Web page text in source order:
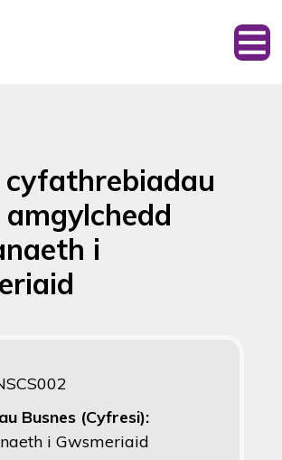
cyfathrebiadau
i
Busnes (Cyfresi):
i Gwsmeriaid